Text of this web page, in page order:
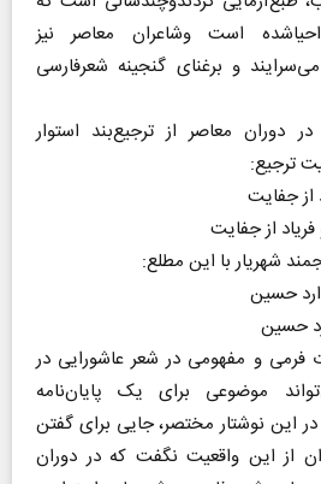
است وشاعران معاصر نیز
و برغنای گنجینه شعرفارسی
دوران معاصر از ترجیع‌بند استوار
ترجیع:
از جفایت
فریاد از جفایت
شهریار با این مطلع:
حسین
حسین
فرمی و مفهومی در شعر عاشورایی در
موضوعی برای یک پایان‌نامه
این نوشتار مختصر، جایی برای گفتن
از این واقعیت نگفت که در دوران